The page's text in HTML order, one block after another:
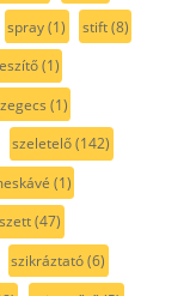
spray(1) stift(8)
(1)
(1)
szeletelő(142)
(1)
szett(47)
szikráztató(6)